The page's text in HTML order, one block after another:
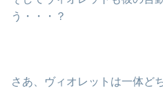
う・・・？
さあ、ヴィオレットは一体ど